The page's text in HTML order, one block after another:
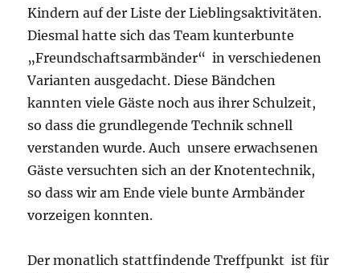
Kindern auf der Liste der Lieblingsaktivitäten.
Diesmal hatte sich das Team kunterbunte
„Freundschaftsarmbänder“ in verschiedenen
Varianten ausgedacht. Diese Bändchen
kannten viele Gäste noch aus ihrer Schulzeit,
so dass die grundlegende Technik schnell
verstanden wurde. Auch unsere erwachsenen
Gäste versuchten sich an der Knotentechnik,
so dass wir am Ende viele bunte Armbänder
vorzeigen konnten.
Der monatlich stattfindende Treffpunkt ist für